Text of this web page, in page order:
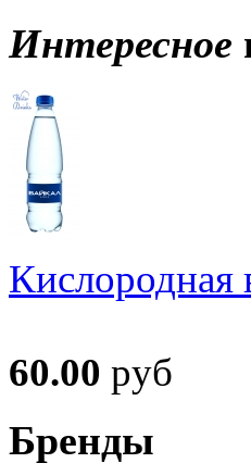
Интересное
Кислородная
60.00 руб
Бренды